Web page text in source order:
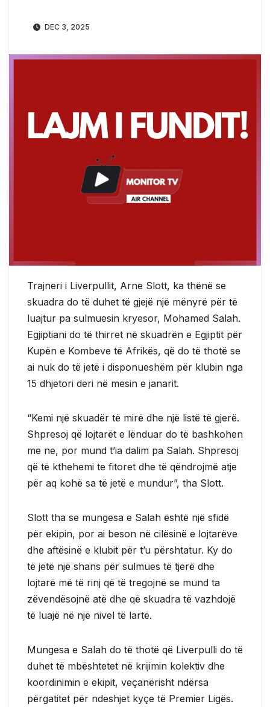
DEC 3, 2025
Trajneri i Liverpullit, Arne Slott, ka thënë se
skuadra do të duhet të gjejë një mënyrë për të
luajtur pa sulmuesin kryesor, Mohamed Salah.
Egjiptiani do të thirret në skuadrën e Egjiptit për
Kupën e Kombeve të Afrikës, që do të thotë se
ai nuk do të jetë i disponueshëm për klubin nga
15 dhjetori deri në mesin e janarit.
“Kemi një skuadër të mirë dhe një listë të gjerë.
Shpresoj që lojtarët e lënduar do të bashkohen
me ne, por mund t’ia dalim pa Salah. Shpresoj
që të kthehemi te fitoret dhe të qëndrojmë atje
për aq kohë sa të jetë e mundur”, tha Slott.
Slott tha se mungesa e Salah është një sfidë
për ekipin, por ai beson në cilësinë e lojtarëve
dhe aftësinë e klubit për t’u përshtatur. Ky do
të jetë një shans për sulmues të tjerë dhe
lojtarë më të rinj që të tregojnë se mund ta
zëvendësojnë atë dhe që skuadra të vazhdojë
të luajë në një nivel të lartë.
Mungesa e Salah do të thotë që Liverpulli do të
duhet të mbështetet në krijimin kolektiv dhe
koordinimin e ekipit, veçanërisht ndërsa
përgatitet për ndeshjet kyçe të Premier Ligës.